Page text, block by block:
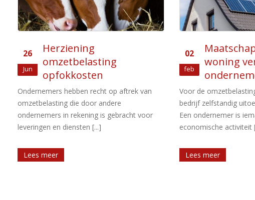
02
feb
Maatschap, die dak van
woning verhuurt, is geen
ondernemer
Voor de omzetbelasting is iedereen die een
bedrijf zelfstandig uitoefent ondernemer.
Een ondernemer is iemand die een
economische activiteit [...]
Lees meer
15
nov
Btw-
Per 1 januari
en regelgeving voor
omzetbelasting ten
Dat [...]